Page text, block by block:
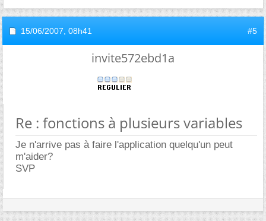
15/06/2007, 08h41 #5
invite572ebd1a
Re : fonctions à plusieurs variables
Je n'arrive pas à faire l'application quelqu'un peut
m'aider?
SVP